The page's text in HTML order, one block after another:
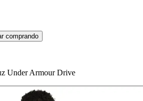
comprando
Under Armour Drive